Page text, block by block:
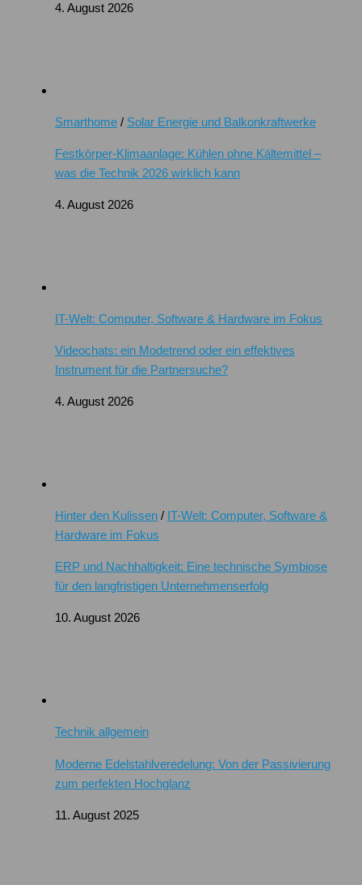
4. August 2026
Smarthome / Solar Energie und Balkonkraftwerke
Festkörper-Klimaanlage: Kühlen ohne Kältemittel –
was die Technik 2026 wirklich kann
4. August 2026
IT-Welt: Computer, Software & Hardware im Fokus
Videochats: ein Modetrend oder ein effektives
Instrument für die Partnersuche?
4. August 2026
Hinter den Kulissen / IT-Welt: Computer, Software &
Hardware im Fokus
ERP und Nachhaltigkeit: Eine technische Symbiose
für den langfristigen Unternehmenserfolg
10. August 2026
Technik allgemein
Moderne Edelstahlveredelung: Von der Passivierung
zum perfekten Hochglanz
11. August 2025